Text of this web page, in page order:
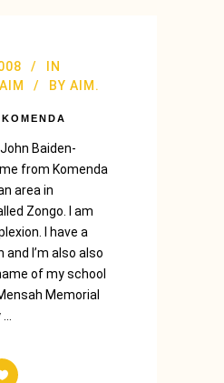
IN
BY AIM.
Baiden-
from Komenda
area in
Zongo. I am
I have a
I’m also also
of my school
Memorial